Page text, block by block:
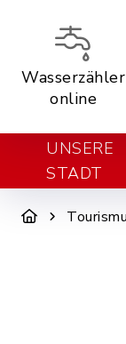
Wasserzähler
online
UNSERE
STADT